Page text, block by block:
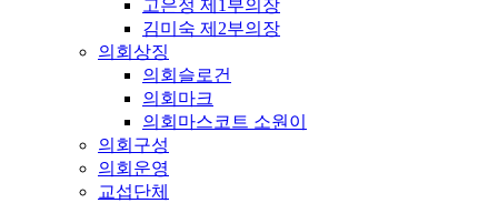
고은정 제1부의장
김미숙 제2부의장
의회상징
의회슬로건
의회마크
의회마스코트 소원이
의회구성
의회운영
교섭단체